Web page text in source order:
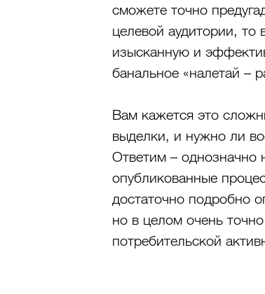
сможете точно
целевой аудитории, то
изысканную и
банальное «налетай –
Вам кажется это
выделки, и нужно ли
Ответим – однозначно
опубликованные
достаточно подробно
но в целом очень
потребительской